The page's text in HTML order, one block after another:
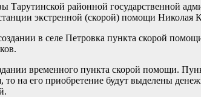
Тарутинской районной государственной
экстренной (скорой) помощи Николая
в селе Петровка пункта скорой
временного пункта скорой помощи.
то на его приобретение будут выделены